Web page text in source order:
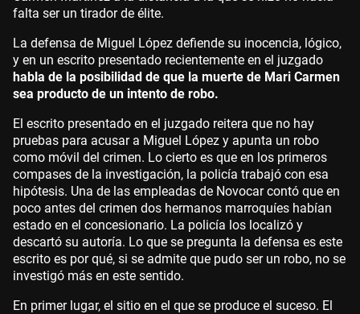
falta ser un tirador de élite.
La defensa de Miguel López defiende su inocencia, lógico,
y en un escrito presentado recientemente en el juzgado
habla de la posibilidad de que la muerte de Mari Carmen
sea producto de un intento de robo.
El escrito presentado en el juzgado reitera que no hay
pruebas para acusar a Miguel López y apunta un robo
como móvil del crimen. Lo cierto es que en los primeros
compases de la investigación, la policía trabajó con esa
hipótesis. Una de las empleadas de Novocar contó que en
poco antes del crimen dos hermanos marroquíes habían
estado en el concesionario. La policía los localizó y
descartó su autoría. Lo que se pregunta la defensa es este
escrito es por qué, si se admite que pudo ser un robo, no se
investigó más en este sentido.
En primer lugar, el sitio en el que se produce el suceso. El